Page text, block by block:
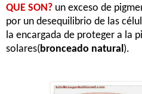
QUE SON? un exceso de
por un desequilibrio de las
la encargada de proteger a la
solares(bronceado natural ).